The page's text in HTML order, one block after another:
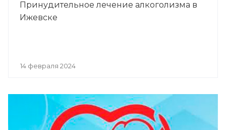
Принудительное лечение алкоголизма в
Ижевске
14 февраля 2024